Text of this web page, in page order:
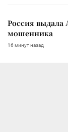
Россия выдала
мошенника
16 минут назад